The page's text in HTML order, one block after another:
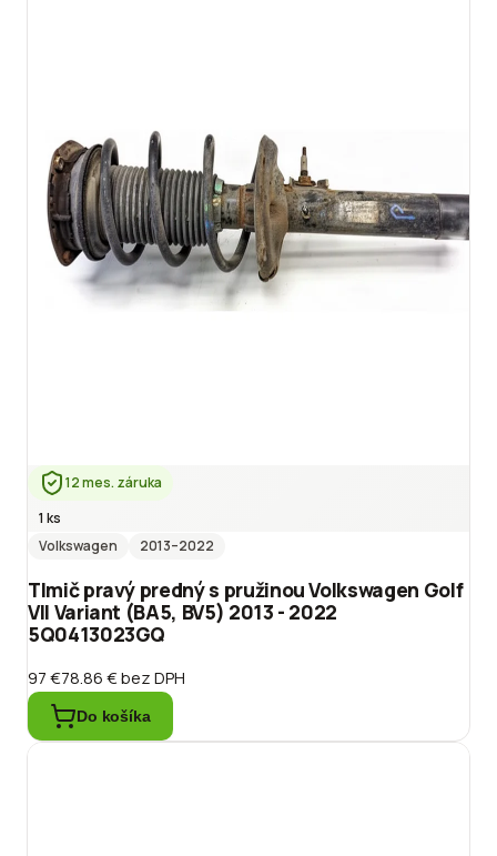
12 mes. záruka
1 ks
Volkswagen
2013–2022
Tlmič pravý predný s pružinou Volkswagen Golf
VII Variant (BA5, BV5) 2013 - 2022
5Q0413023GQ
97 €78.86 €bez DPH
Do košíka